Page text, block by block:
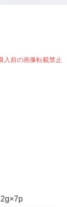
入前の画像転載禁止